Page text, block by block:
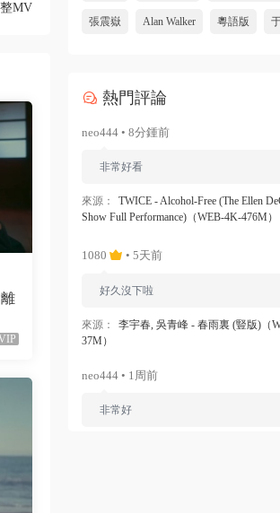
MV
張震嶽 Alan Walker 粵語版
熱門評論
neo444 • 8分鍾前
非常好看
來源：
TWICE - Alcohol-Free (The Ellen
Show Full Performance)（WEB-4K-476M）
1080 • 5天前
好久沒下啦
來源：
李宇春, 吳青峰 - 春雨裏 (豎版)（
37M）
neo444 • 1周前
非常好